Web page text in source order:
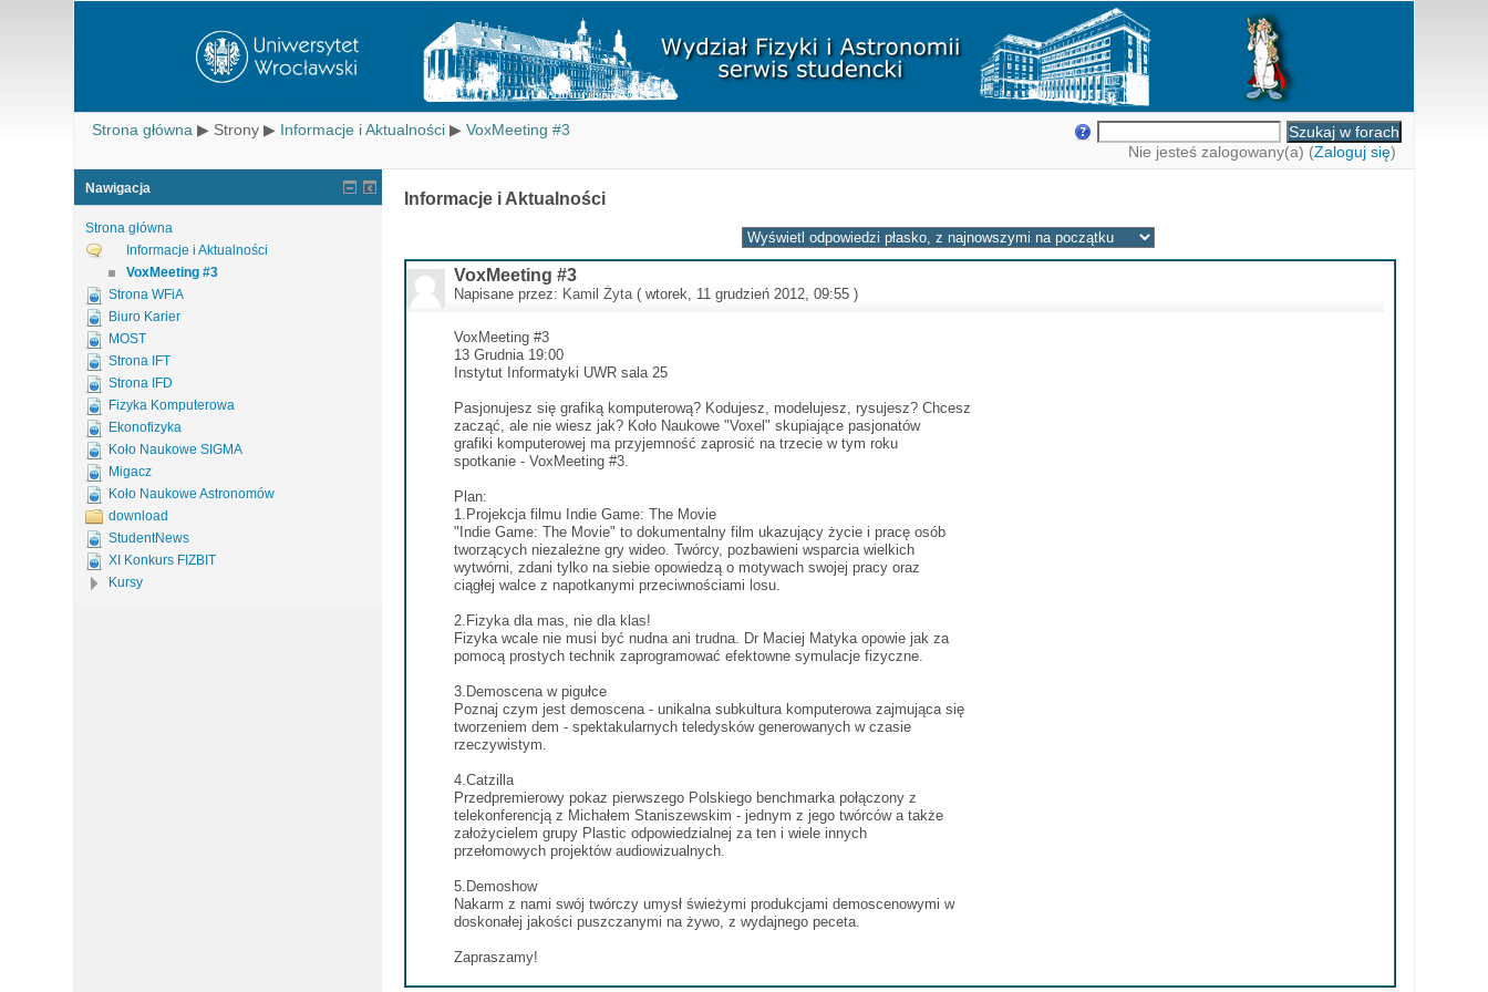
Strona główna ▶ Strony ▶ Informacje i Aktualności ▶ VoxMeeting #3
Nie jesteś zalogowany(a) (Zaloguj się)
Informacje i Aktualności
VoxMeeting #3
Napisane przez: Kamil Żyta( wtorek, 11 grudzień 2012, 09:55 )
VoxMeeting #3
13 Grudnia 19:00
Instytut Informatyki UWR sala 25
Pasjonujesz się grafiką komputerową? Kodujesz, modelujesz, rysujesz? Chcesz
zacząć, ale nie wiesz jak? Koło Naukowe "Voxel" skupiające pasjonatów
grafiki komputerowej ma przyjemność zaprosić na trzecie w tym roku
spotkanie - VoxMeeting #3.
Plan:
1.Projekcja filmu Indie Game: The Movie
"Indie Game: The Movie" to dokumentalny film ukazujący życie i pracę osób
tworzących niezależne gry wideo. Twórcy, pozbawieni wsparcia wielkich
wytwórni, zdani tylko na siebie opowiedzą o motywach swojej pracy oraz
ciągłej walce z napotkanymi przeciwnościami losu.
2.Fizyka dla mas, nie dla klas!
Fizyka wcale nie musi być nudna ani trudna. Dr Maciej Matyka opowie jak za
pomocą prostych technik zaprogramować efektowne symulacje fizyczne.
3.Demoscena w pigułce
Poznaj czym jest demoscena - unikalna subkultura komputerowa zajmująca się
tworzeniem dem - spektakularnych teledysków generowanych w czasie
rzeczywistym.
4.Catzilla
Przedpremierowy pokaz pierwszego Polskiego benchmarka połączony z
telekonferencją z Michałem Staniszewskim - jednym z jego twórców a także
założycielem grupy Plastic odpowiedzialnej za ten i wiele innych
przełomowych projektów audiowizualnych.
5.Demoshow
Nakarm z nami swój twórczy umysł świeżymi produkcjami demoscenowymi w
doskonałej jakości puszczanymi na żywo, z wydajnego peceta.
Zapraszamy!
Nawigacja
Strona główna
Informacje i Aktualności
VoxMeeting #3
Strona WFiA
Biuro Karier
MOST
Strona IFT
Strona IFD
Fizyka Komputerowa
Ekonofizyka
Koło Naukowe SIGMA
Migacz
Koło Naukowe Astronomów
download
StudentNews
XI Konkurs FIZBIT
Kursy